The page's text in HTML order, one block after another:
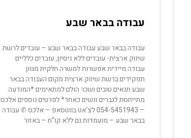
עבודה בבאר שבע
עבודה בבאר שבע עבודה בבאר שבע – עובדים לרשת
שיווק ארצית- עובדים ללא ניסיון, עובדים כלליים
עבודה מיידית אפשרות למשרה חלקית מגוון
תפקידים ברשת שיווק ארצית מקום העבודה בבאר
שבע תנאים טובים ושכר הולם למתאימים *המודעה
מתייחסת לגברים ונשים כאחד* לפרטים נוספים אלכס
– 054-5451943 לצ’אט בווטסאפ – אלכס ✆ עבודה
בבאר שבע – מועמדות גם ללא קו”ח – באזור